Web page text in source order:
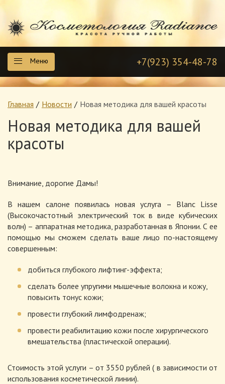
Меню +7(923) 354-48-78
Главная Новости Новая методика для вашей красоты
Новая методика для вашей
красоты
Внимание, дорогие Дамы!
В нашем салоне появилась новая услуга – Blanc Lisse
(Высокочастотный электрический ток в виде кубических
волн) – аппаратная методика, разработанная в Японии. С ее
помощью мы сможем сделать ваше лицо по-настоящему
совершенным:
добиться глубокого лифтинг-эффекта;
сделать более упругими мышечные волокна и кожу,
повысить тонус кожи;
провести глубокий лимфодренаж;
провести реабилитацию кожи после хирургического
вмешательства (пластической операции).
Стоимость этой услуги – от 3550 рублей ( в зависимости от
использования косметической линии).